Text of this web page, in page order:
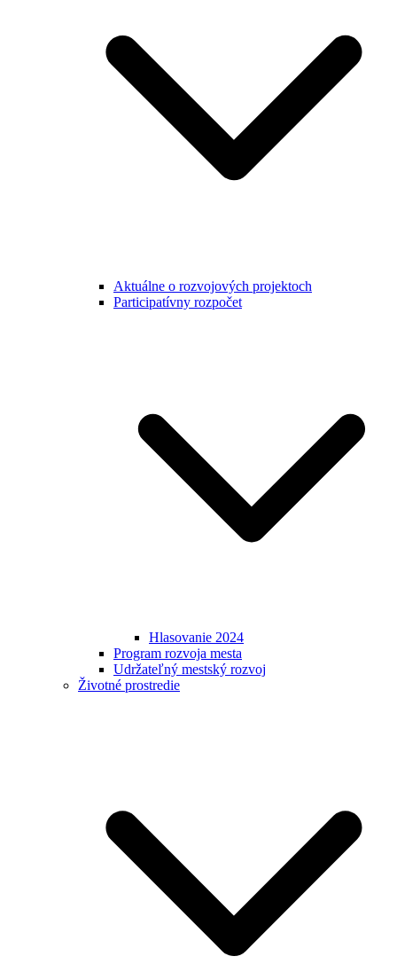
Aktuálne o rozvojových projektoch
Participatívny rozpočet
Hlasovanie 2024
Program rozvoja mesta
Udržateľný mestský rozvoj
Životné prostredie